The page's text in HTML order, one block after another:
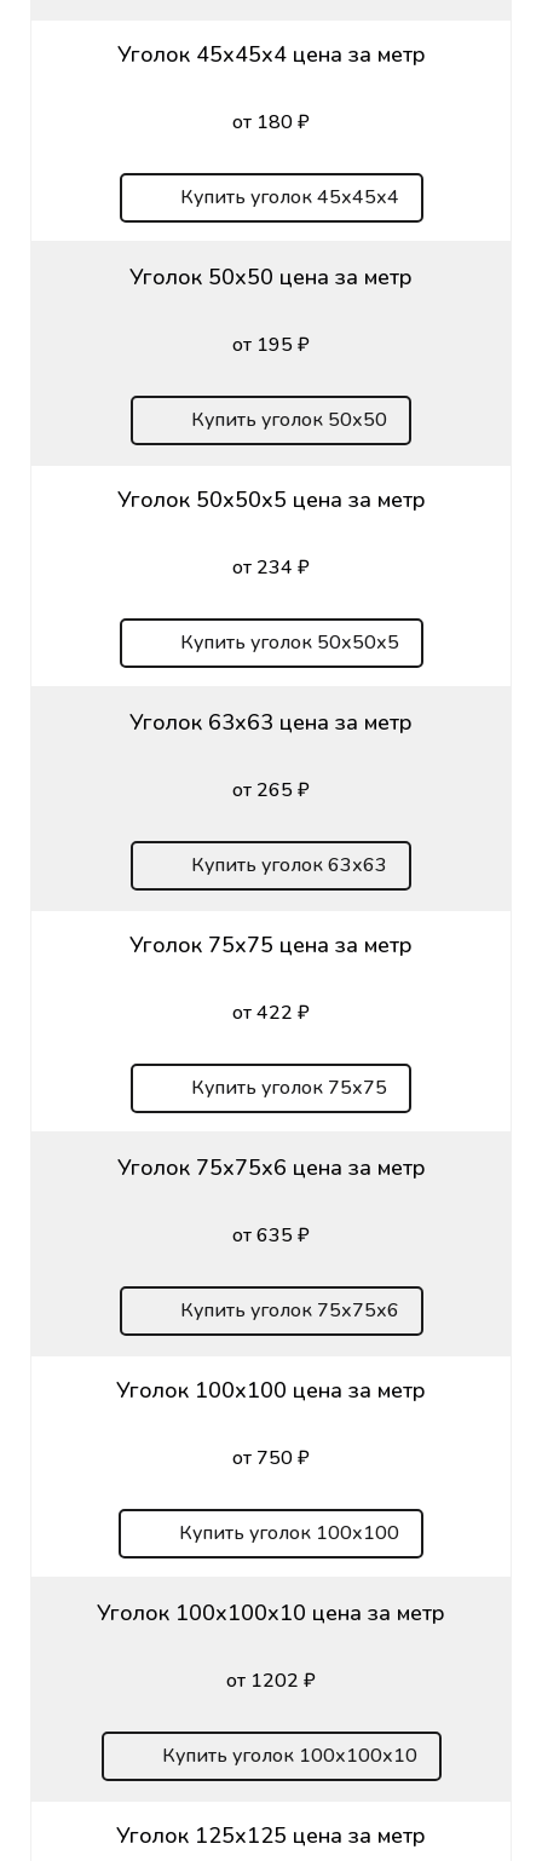
Уголок 45х45х4 цена за метр
от 180 ₽
Купить уголок 45х45х4
Уголок 50х50 цена за метр
от 195 ₽
Купить уголок 50х50
Уголок 50х50х5 цена за метр
от 234 ₽
Купить уголок 50х50х5
Уголок 63х63 цена за метр
от 265 ₽
Купить уголок 63х63
Уголок 75х75 цена за метр
от 422 ₽
Купить уголок 75х75
Уголок 75х75х6 цена за метр
от 635 ₽
Купить уголок 75х75х6
Уголок 100х100 цена за метр
от 750 ₽
Купить уголок 100х100
Уголок 100х100х10 цена за метр
от 1202 ₽
Купить уголок 100х100х10
Уголок 125х125 цена за метр